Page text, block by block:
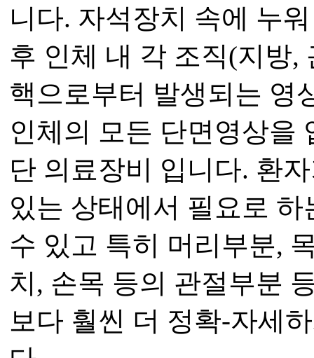
니다. 자석장치 속에 누
후 인체 내 각 조직(지방,
핵으로부터 발생되는 영
인체의 모든 단면영상을
단 의료장비 입니다. 환
있는 상태에서 필요로
수 있고 특히 머리부분,
치, 손목 등의 관절부분
보다 훨씬 더 정확-자세